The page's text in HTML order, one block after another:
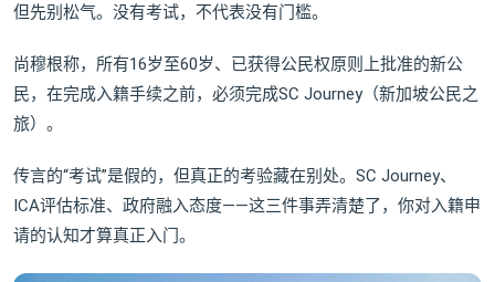
但先别松气。没有考试，不代表没有门槛。
尚穆根称，所有16岁至60岁、已获得公民权原则上批准的新公
民，在完成入籍手续之前，必须完成SC Journey（新加坡公民之
旅）。
传言的“考试”是假的，但真正的考验藏在别处。SC Journey、
ICA评估标准、政府融入态度——这三件事弄清楚了，你对入籍申
请的认知才算真正入门。